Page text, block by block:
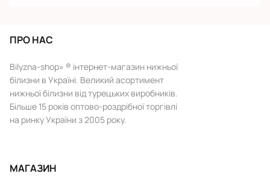
ПРО НАС
Bilyzna-shop» ® інтернет-магазин нижньої
білизни в Україні. Великий асортимент
нижньої білизни від турецьких виробників.
Більше 15 років оптово-роздрібної торгівлі
на ринку України з 2005 року.
МАГАЗИН